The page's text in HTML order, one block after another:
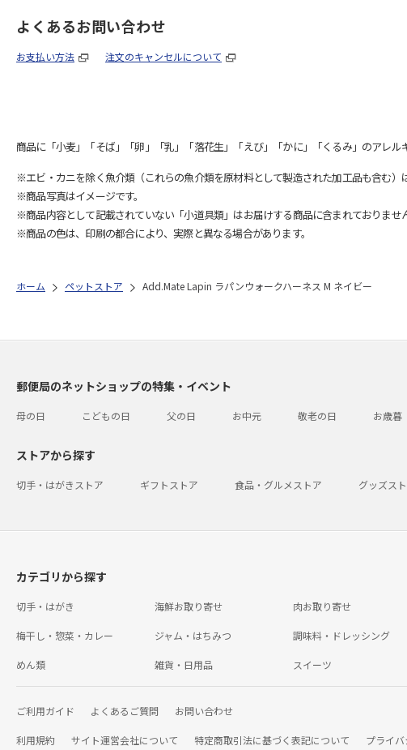
よくあるお問い合わせ
お支払い方法 注文のキャンセルについて
商品に「小麦」「そば」「卵」「乳」「落花生」「えび」「かに」「くるみ」のアレル
※エビ・カニを除く魚介類（これらの魚介類を原材料として製造された加工品も含む
※商品写真はイメージです。
※商品内容として記載されていない「小道具類」はお届けする商品に含まれておりませ
※商品の色は、印刷の都合により、実際と異なる場合があります。
ホーム ペットストア Add.Mate Lapin ラパンウォークハーネス M ネイビー
郵便局のネットショップの特集・イベント
母の日 こどもの日 父の日 お中元 敬老の日 お歳暮
ストアから探す
切手・はがきストア ギフトストア 食品・グルメストア グッズス
カテゴリから探す
切手・はがき 海鮮お取り寄せ 肉お取り寄せ
梅干し・惣菜・カレー ジャム・はちみつ 調味料・ドレッシング
めん類 雑貨・日用品 スイーツ
ご利用ガイド よくあるご質問 お問い合わせ
利用規約 サイト運営会社について 特定商取引法に基づく表記について プライ